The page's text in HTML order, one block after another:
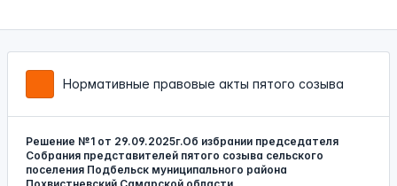
Нормативные правовые акты пятого созыва
Решение №1 от 29.09.2025г.Об избрании председателя
Собрания представителей пятого созыва сельского
поселения Подбельск муниципального района